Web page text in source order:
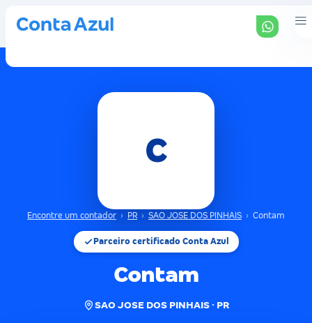
C
Encontre um contador › PR › SAO JOSE DOS PINHAIS › Contam
Parceiro certificado Conta Azul
Contam
SAO JOSE DOS PINHAIS · PR